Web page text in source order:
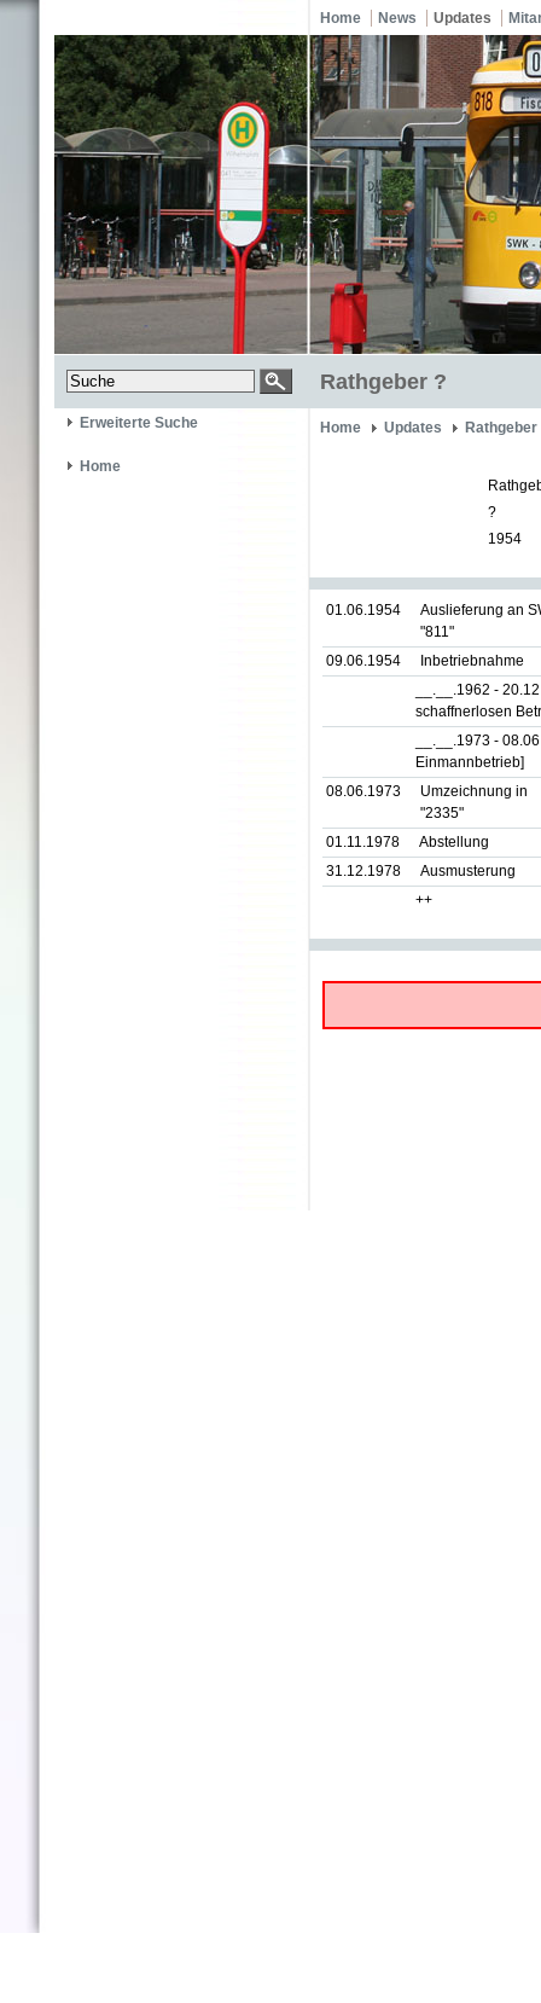
Home News Updates
Rathgeber ?
Erweiterte Suche
Home
Home Updates Rathgeber
?
1954
01.06.1954
Auslieferung an
"811"
09.06.1954
Inbetriebnahme
__.__.1962 -
schaffnerlosen
__.__.1973 -
Einmannbetrieb]
08.06.1973
Umzeichnung in
"2335"
01.11.1978
Abstellung
31.12.1978
Ausmusterung
++